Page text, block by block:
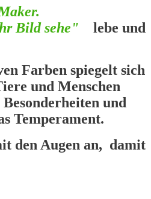
Bild sehe"
lebe und
Farben spiegelt sich
und Menschen
und
Temperament.
den Augen an, damit